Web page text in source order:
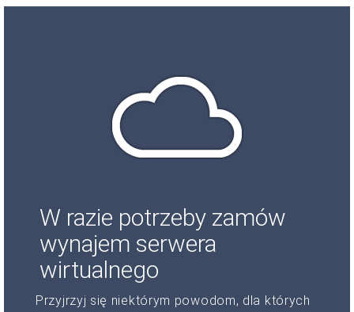
W razie potrzeby zamów
wynajem serwera
wirtualnego
Przyjrzyj się niektórym powodom, dla których